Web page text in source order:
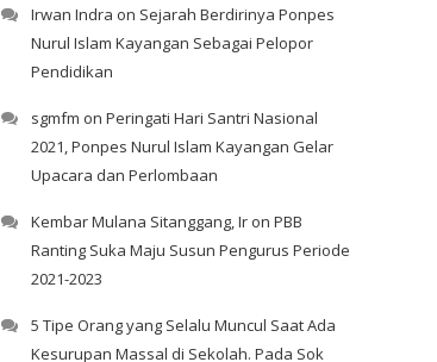
Irwan Indra on Sejarah Berdirinya Ponpes
Nurul Islam Kayangan Sebagai Pelopor
Pendidikan
sgmfm on Peringati Hari Santri Nasional
2021, Ponpes Nurul Islam Kayangan Gelar
Upacara dan Perlombaan
Kembar Mulana Sitanggang, Ir on PBB
Ranting Suka Maju Susun Pengurus Periode
2021-2023
5 Tipe Orang yang Selalu Muncul Saat Ada
Kesurupan Massal di Sekolah. Pada Sok